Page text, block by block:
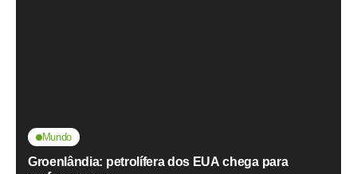
Mundo
Groenlândia: petrolífera dos EUA chega para